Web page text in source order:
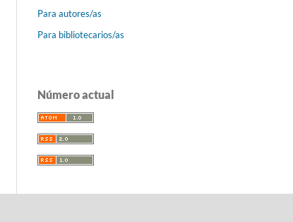
Para autores/as
Para bibliotecarios/as
Número actual